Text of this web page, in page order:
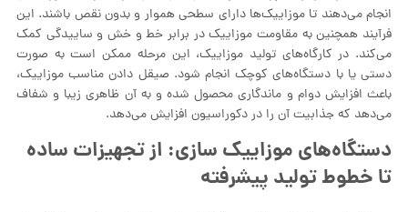
انجام می‌دهند تا موزاییک‌ها دارای سطحی هموار و بدون نقص باشند. این
فرآیند همچنین به مقاومت موزاییک در برابر خط و خش و ساییدگی کمک
می‌کند. در کارگاه‌های تولید موزاییک، این مرحله ممکن است به صورت
دستی یا با دستگاه‌های کوچک انجام شود. صیقل دادن مناسب موزاییک،
باعث افزایش دوام و ماندگاری محصول شده و به آن ظاهری زیبا و شفاف
می‌دهد که جذابیت آن را در دکوراسیون افزایش می‌دهد.
دستگاه‌های موزاییک‌ سازی: از تجهیزات ساده
تا خطوط تولید پیشرفته